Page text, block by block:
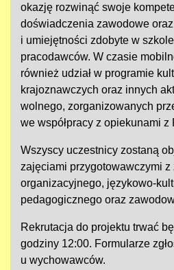
okazję rozwinąć swoje
doświadczenia zawodowe
i umiejętności zdobyte w
pracodawców. W czasie
również udział w programie
krajoznawczych oraz innych
wolnego, zorganizowanych
we współpracy z opiekunami z
Wszyscy uczestnicy zostaną
zajęciami przygotowawczymi z
organizacyjnego, językowo-
pedagogicznego oraz
Rekrutacja do projektu trwać
godziny 12:00. Formularze
u wychowawców.